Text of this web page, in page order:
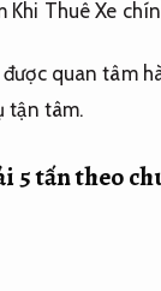
quan tâm
tận tâm.
5 tấn theo